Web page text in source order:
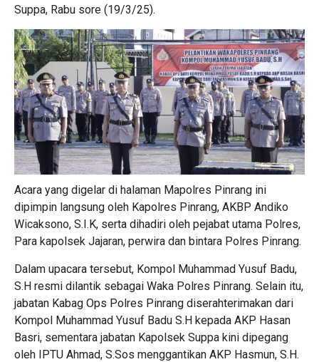
Suppa, Rabu sore (19/3/25).
Acara yang digelar di halaman Mapolres Pinrang ini
dipimpin langsung oleh Kapolres Pinrang, AKBP Andiko
Wicaksono, S.I.K, serta dihadiri oleh pejabat utama Polres,
Para kapolsek Jajaran, perwira dan bintara Polres Pinrang.
Dalam upacara tersebut, Kompol Muhammad Yusuf Badu,
S.H resmi dilantik sebagai Waka Polres Pinrang. Selain itu,
jabatan Kabag Ops Polres Pinrang diserahterimakan dari
Kompol Muhammad Yusuf Badu S.H kepada AKP Hasan
Basri, sementara jabatan Kapolsek Suppa kini dipegang
oleh IPTU Ahmad, S.Sos menggantikan AKP Hasmun, S.H.